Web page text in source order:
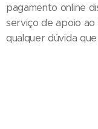
pagamento online
serviço de apoio
qualquer dúvida